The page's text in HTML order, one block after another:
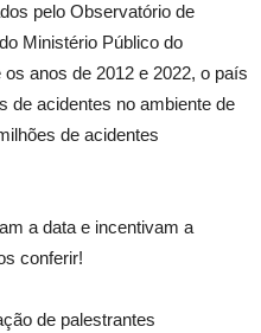
pelo Observatório de
Ministério Público do
anos de 2012 e 2022, o país
de acidentes no ambiente de
de acidentes
a data e incentivam a
conferir!
de palestrantes